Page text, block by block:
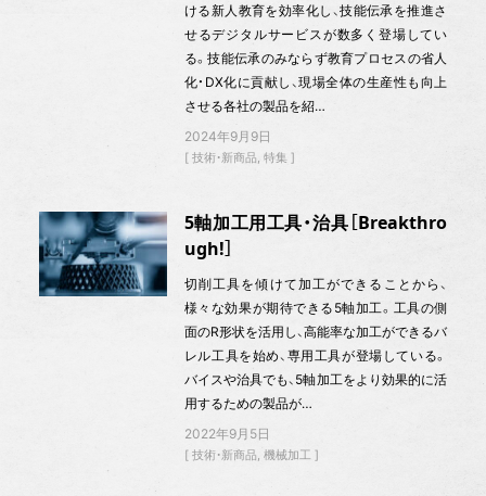
ける新人教育を効率化し、技能伝承を推進さ
せるデジタルサービスが数多く登場してい
る。技能伝承のみならず教育プロセスの省人
化・DX化に貢献し、現場全体の生産性も向上
させる各社の製品を紹…
2024年9月9日
技術・新商品 特集
5軸加工用工具・治具［Breakthro
ugh!］
切削工具を傾けて加工ができることから、
様々な効果が期待できる5軸加工。工具の側
面のR形状を活用し、高能率な加工ができるバ
レル工具を始め、専用工具が登場している。
バイスや治具でも、5軸加工をより効果的に活
用するための製品が…
2022年9月5日
技術・新商品 機械加工